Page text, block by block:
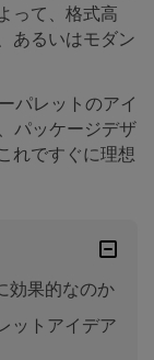
って、格式高
あるいはモダン
パレットのアイ
パッケージデザ
れですぐに理想
効果的なのか
ットアイデア